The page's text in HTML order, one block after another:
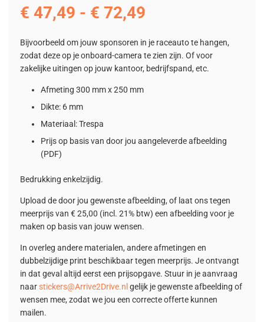
€ 47,49 - € 72,49
tot
€ 72,49
Bijvoorbeeld om jouw sponsoren in je raceauto te hangen,
zodat deze op je onboard-camera te zien zijn. Of voor
zakelijke uitingen op jouw kantoor, bedrijfspand, etc.
Afmeting 300 mm x 250 mm
Dikte: 6 mm
Materiaal: Trespa
Prijs op basis van door jou aangeleverde afbeelding
(PDF)
Bedrukking enkelzijdig.
Upload de door jou gewenste afbeelding, of laat ons tegen
meerprijs van € 25,00 (incl. 21% btw) een afbeelding voor je
maken op basis van jouw wensen.
In overleg andere materialen, andere afmetingen en
dubbelzijdige print beschikbaar tegen meerprijs. Je ontvangt
in dat geval altijd eerst een prijsopgave. Stuur in je aanvraag
naarstickers@Arrive2Drive.nl gelijk je gewenste afbeelding of
wensen mee, zodat we jou een correcte offerte kunnen
mailen.